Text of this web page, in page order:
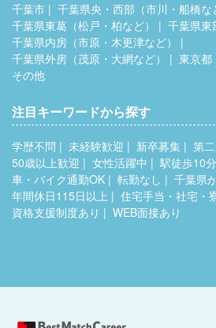
千葉市
千葉県央・西部（市川・船橋な
千葉県東葛（松戸・柏など）
千葉県東
千葉県内房（市原・木更津など）
千葉県外房（茂原・大網など）
東京都
その他
注目キーワードから探す
学歴不問 未経験歓迎 新卒募集
第
50歳以上歓迎
女性活躍中
駅徒歩10
車・バイク通勤OK
転勤なし 千葉県
年間休日115日以上
住宅手当・社宅・
資格支援制度あり
WEB面接あり